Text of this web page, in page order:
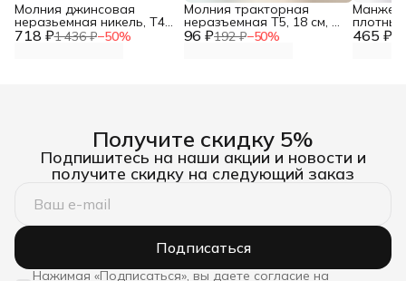
718 ₽1 436 ₽−50%
Молния джинсовая
неразьемная никель, Т4-
12см, ширина 2,8 см, 10 96 ₽192 ₽−50%
Молния тракторная
неразъемная Т5, 18 см, 1
замок, Айрис, 128 465 ₽
для
Получите скидку 5%
Подпишитесь на наши акции и новости и
получите скидку на следующий заказ
Подписаться
Нажимая «Подписаться», вы даете согласие на